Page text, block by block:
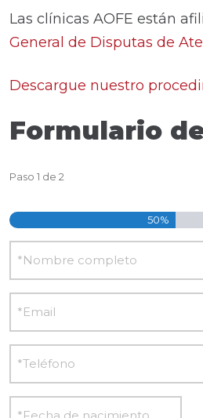
Las clínicas AOFE están
General de Disputas de
Descargue nuestro
Formulario
Paso 1 de 2
50%